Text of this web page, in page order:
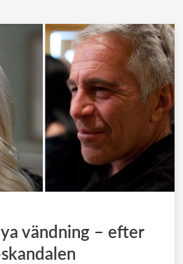
vändning – efter